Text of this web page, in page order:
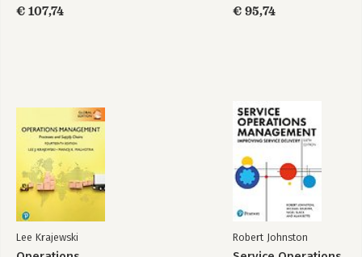
€ 107,74
€ 95,74
Lee Krajewski Robert Johnston